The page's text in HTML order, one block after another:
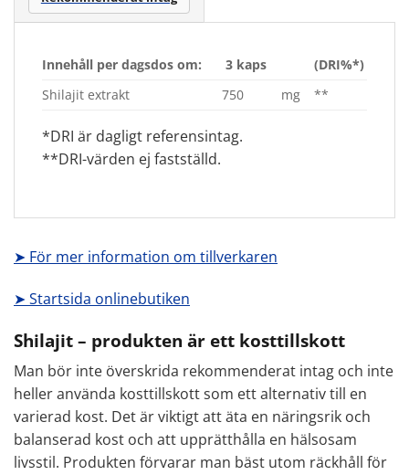
Innehåll per dagsdos om: 3 kaps
(DRI%*)
Shilajit extrakt
750 mg **
*DRI är dagligt referensintag.
**DRI-värden ej fastställd.
➤ För mer information om tillverkaren
➤ Startsida onlinebutiken
Shilajit – produkten är ett kosttillskott
Man bör inte överskrida rekommenderat intag och inte
heller använda kosttillskott som ett alternativ till en
varierad kost. Det är viktigt att äta en näringsrik och
balanserad kost och att upprätthålla en hälsosam
livsstil. Produkten förvarar man bäst utom räckhåll för